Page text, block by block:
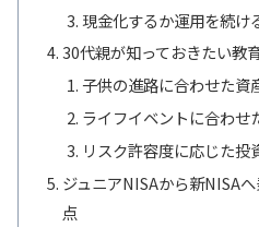
現金化するか運用を続け
30代親が知っておきたい教
子供の進路に合わせた資
ライフイベントに合わせ
リスク許容度に応じた投
ジュニアNISAから新NISA
点